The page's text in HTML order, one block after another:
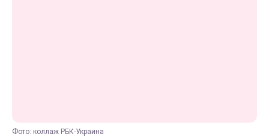
Фото: коллаж РБК-Украина